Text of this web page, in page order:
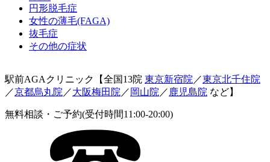
円形脱毛症
女性の薄毛(FAGA)
抜毛症
その他の症状
駅前AGAクリニック【全国13院 東京新宿院 ／東京北千住院
／京都烏丸院 ／大阪梅田院 ／ 岡山院 ／ 鹿児島院 など】
無料相談・ご予約(受付時間11:00-20:00)